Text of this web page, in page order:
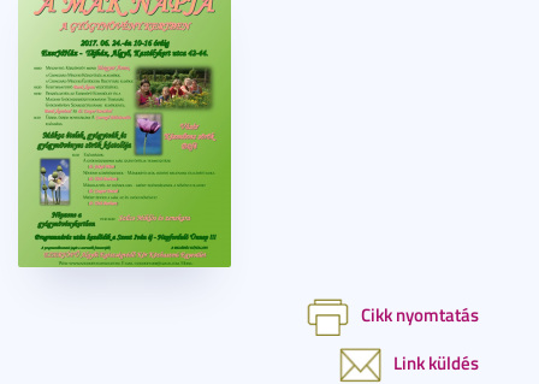
Cikk nyomtatás
Link küldés